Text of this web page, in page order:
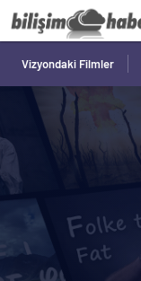
Vizyondaki Filmler